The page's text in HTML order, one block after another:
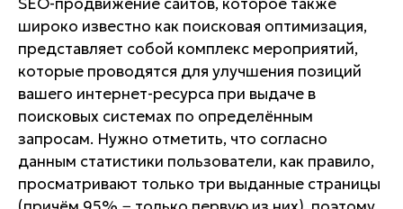
широко известно как поисковая оптимизация,
представляет собой комплекс мероприятий,
которые проводятся для улучшения позиций
вашего интернет-ресурса при выдаче в
поисковых системах по определённым
запросам. Нужно отметить, что согласно
данным статистики пользователи, как правило,
просматривают только три выданные страницы